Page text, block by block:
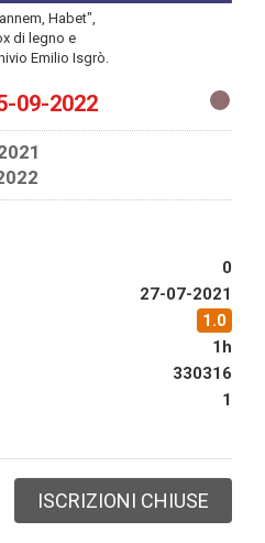
Habet",
di legno e
Emilio Isgrò.
09-2022
0
27-07-2021
1.0
1h
330316
1
ISCRIZIONI CHIUSE